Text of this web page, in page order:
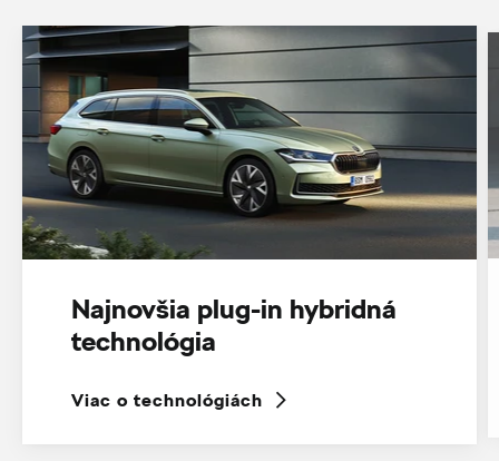
Najnovšia plug-in hybridná
technológia
Viac o technológiách